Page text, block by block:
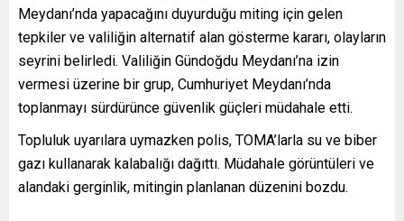
Meydanı’nda yapacağını duyurduğu miting için gelen
tepkiler ve valiliğin alternatif alan gösterme kararı, olayların
seyrini belirledi. Valiliğin Gündoğdu Meydanı’na izin
vermesi üzerine bir grup, Cumhuriyet Meydanı’nda
toplanmayı sürdürünce güvenlik güçleri müdahale etti.
Topluluk uyarılara uymazken polis, TOMA’larla su ve biber
gazı kullanarak kalabalığı dağıttı. Müdahale görüntüleri ve
alandaki gerginlik, mitingin planlanan düzenini bozdu.